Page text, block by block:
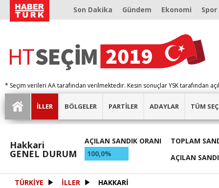
Son Dakika Gündem Ekonomi Spor
* Seçim verileri AA tarafından verilmektedir. Kesin sonuçlar YSK tarafından
İLLER BÖLGELER PARTİLER ADAYLAR TÜM
Hakkari
GENEL DURUM
AÇILAN SANDIK ORANI
100,0%
TOPLAM
AÇILAN
TÜRKİYE İLLER HAKKARİ